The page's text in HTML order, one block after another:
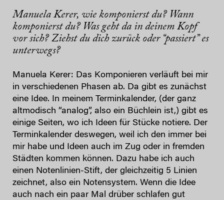
Manuela Kerer, wie komponierst du? Wann
komponierst du? Was geht da in deinem Kopf
vor sich? Ziehst du dich zurück oder “passiert” es
unterwegs?
Manuela Kerer: Das Komponieren verläuft bei mir
in verschiedenen Phasen ab. Da gibt es zunächst
eine Idee. In meinem Terminkalender, (der ganz
altmodisch “analog”, also ein Büchlein ist,) gibt es
einige Seiten, wo ich Ideen für Stücke notiere. Der
Terminkalender deswegen, weil ich den immer bei
mir habe und Ideen auch im Zug oder in fremden
Städten kommen können. Dazu habe ich auch
einen Notenlinien-Stift, der gleichzeitig 5 Linien
zeichnet, also ein Notensystem. Wenn die Idee
auch nach ein paar Mal drüber schlafen gut